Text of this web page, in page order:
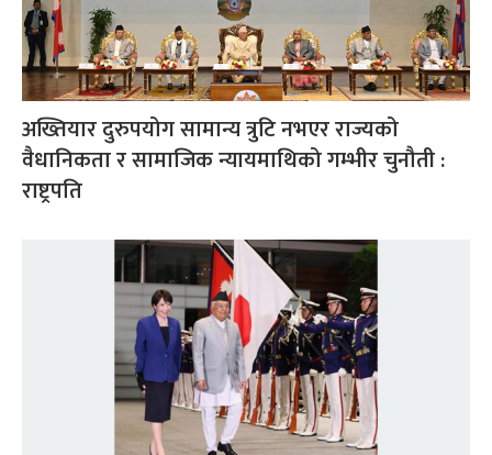
अख्तियार दुरुपयोग सामान्य त्रुटि नभएर राज्यको
वैधानिकता र सामाजिक न्यायमाथिको गम्भीर चुनौती :
राष्ट्रपति